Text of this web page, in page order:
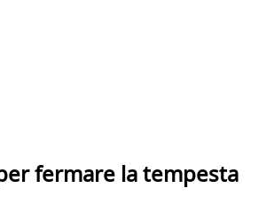
fermare la tempesta